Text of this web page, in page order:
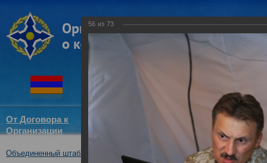
От Договора к
Организации
Новости
Объединенный штаб ОДКБ
Совместное учение
56 из 73